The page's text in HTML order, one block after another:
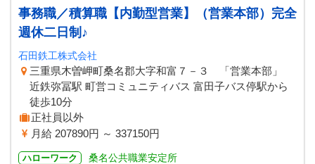
事務職／積算職【内勤型営業】（営業本部）完全
週休二日制♪
石田鉄工株式会社
三重県木曽岬町桑名郡大字和富７－３ 「営業本部」
近鉄弥冨駅 町営コミュニティバス 富田子バス停駅から
徒歩10分
正社員以外
月給 207890円 ～ 337150円
ハローワーク 桑名公共職業安定所